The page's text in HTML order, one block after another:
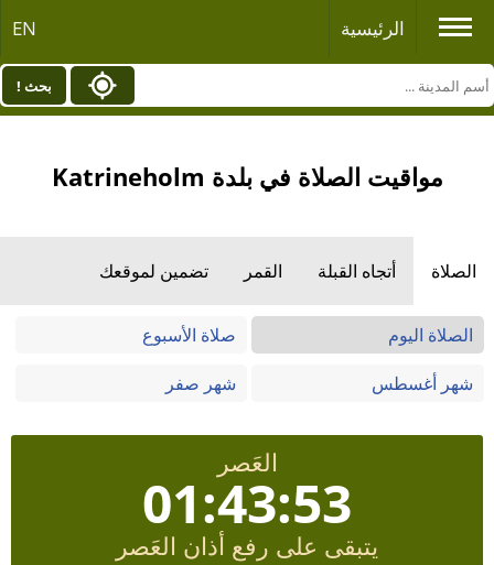
الرئيسية EN
بحث !
مواقيت الصلاة في بلدة Katrineholm
الصلاة أتجاه القبلة القمر تضمين لموقعك
الصلاة اليوم
صلاة الأسبوع
شهر أغسطس
شهر صفر
العَصر
01:43:52
يتبقى على رفع أذان العَصر